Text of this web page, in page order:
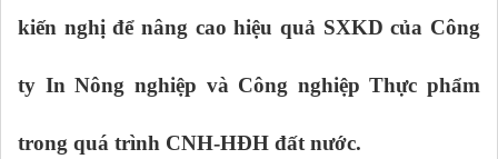
kiến nghị để nâng cao hiệu quả SXKD của Công
ty In Nông nghiệp và Công nghiệp Thực phẩm
trong quá trình CNH-HĐH đất nước.